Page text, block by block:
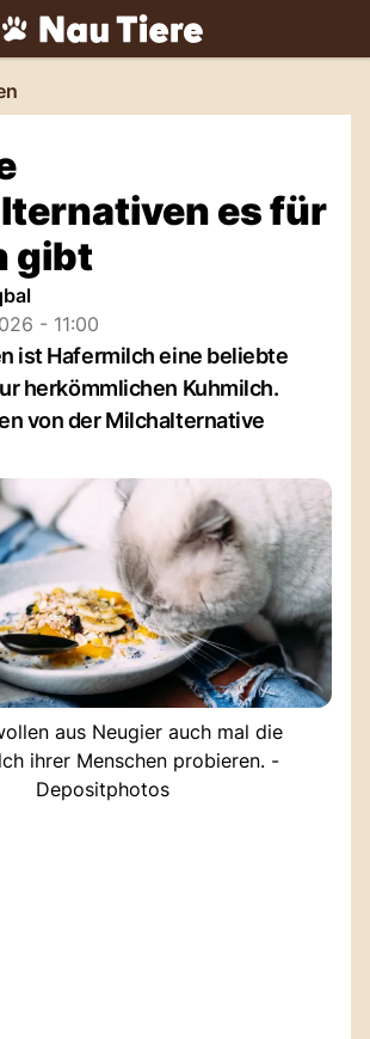
es für
gibt
- 11:00
ist Hafermilch eine beliebte
herkömmlichen Kuhmilch.
von der Milchalternative
aus Neugier auch mal die
ihrer Menschen probieren. -
Depositphotos